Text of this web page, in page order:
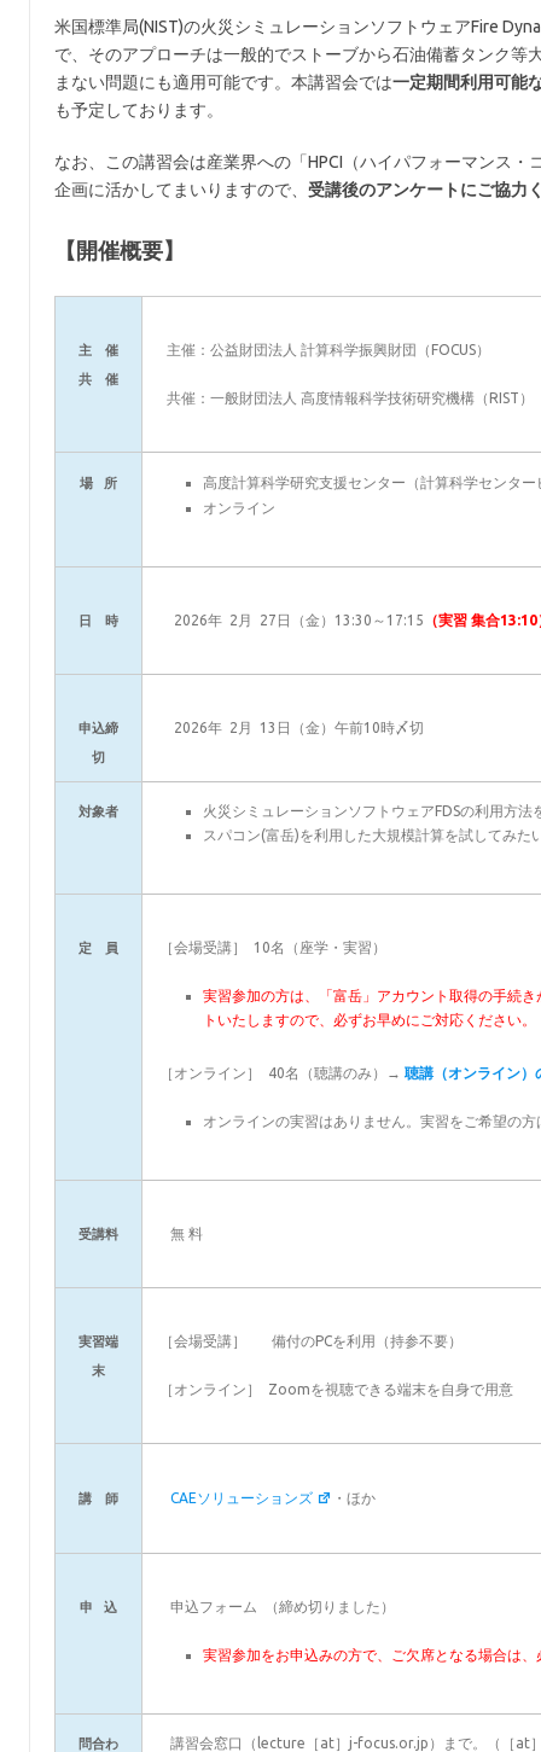
米国標準局(NIST)の火災シミュレーションソフトウェアFire
で、そのアプローチは一般的でストーブから石油備蓄タンク
まない問題にも適用可能です。本講習会では一定期間利用可能
も予定しております。
なお、この講習会は産業界への「HPCI（ハイパフォーマンス
企画に活かしてまいりますので、受講後のアンケートにご協力
【開催概要】
主 催
共 催
主催：公益財団法人 計算科学振興財団（FOCUS）
共催：一般財団法人 高度情報科学技術研究機構（RIST
場 所
高度計算科学研究支援センター（計算科学センター
オンライン
日 時 2026年 2月 27日（金）13:30～17:15 （実習 集合
申込締
切
2026年 2月 13日（金）午前10時〆切
対象者
火災シミュレーションソフトウェアFDSの利用方法
スパコン(富岳)を利用した大規模計算を試してみた
定 員 ［会場受講］ 10名（座学・実習）
実習参加の方は、「富岳」アカウント取得の手続
トいたしますので、必ずお早めにご対応ください。
［オンライン］ 40名（聴講のみ）→聴講（オンライン）
オンラインの実習はありません。実習をご希望の
受講料 無 料
実習端
末
［会場受講］ 備付のPCを利用（持参不要）
［オンライン］ Zoomを視聴できる端末を自身で用意
講 師 CAEソリューションズ ・ほか
申 込 申込フォーム （締め切りました）
実習参加をお申込みの方で、ご欠席となる場合は
問合わ
講習会窓口（lecture［at］j-focus.or.jp）まで。（［at